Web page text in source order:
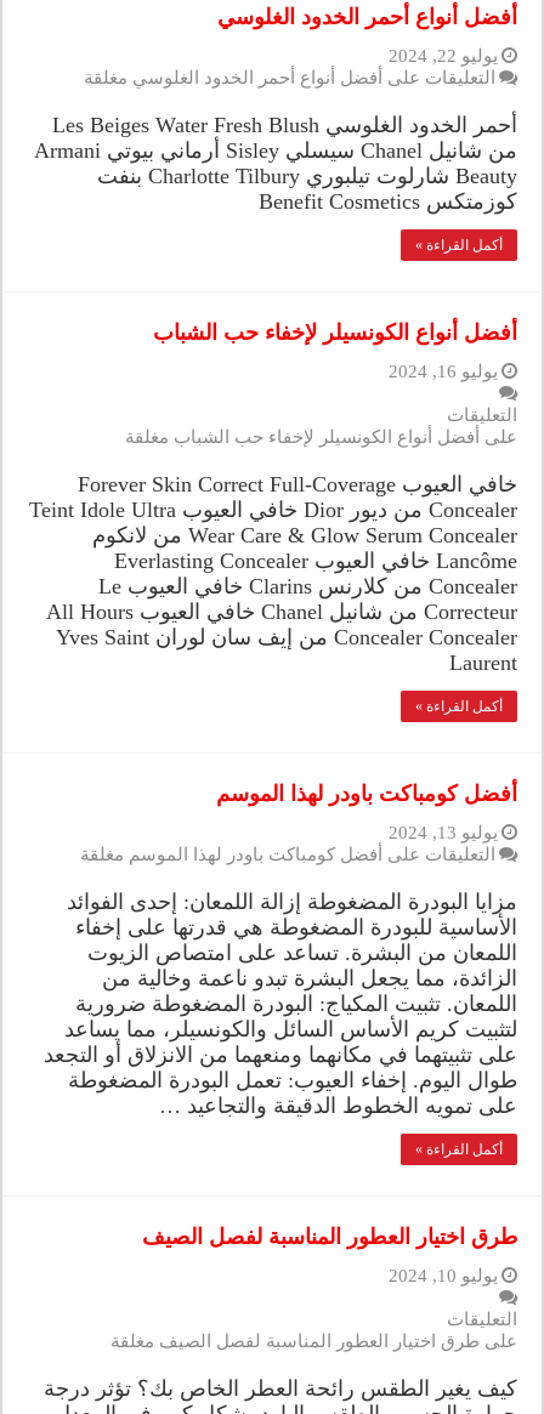
أفضل أنواع أحمر الخدود الغلوسي
يوليو 22, 2024
التعليقات على أفضل أنواع أحمر الخدود الغلوسي مغلقة
أحمر الخدود الغلوسي Les Beiges Water Fresh Blush
من شانيل Chanel سيسلي Sisley أرماني بيوتي Armani
Beauty شارلوت تيلبوري Charlotte Tilbury بنفت
كوزمتكس Benefit Cosmetics
أكمل القراءة »
أفضل أنواع الكونسيلر لإخفاء حب الشباب
يوليو 16, 2024
التعليقات
على أفضل أنواع الكونسيلر لإخفاء حب الشباب مغلقة
خافي العيوب Forever Skin Correct Full-Coverage
Concealer من ديور Dior خافي العيوب Teint Idole Ultra
Wear Care & Glow Serum Concealer من لانكوم
Lancôme خافي العيوب Everlasting Concealer
Concealer من كلارنس Clarins خافي العيوب Le
Correcteur من شانيل Chanel خافي العيوب All Hours
Concealer Concealer من إيف سان لوران Yves Saint
Laurent
أكمل القراءة »
أفضل كومباكت باودر لهذا الموسم
يوليو 13, 2024
التعليقات على أفضل كومباكت باودر لهذا الموسم مغلقة
مزايا البودرة المضغوطة إزالة اللمعان: إحدى الفوائد
الأساسية للبودرة المضغوطة هي قدرتها على إخفاء
اللمعان من البشرة. تساعد على امتصاص الزيوت
الزائدة، مما يجعل البشرة تبدو ناعمة وخالية من
اللمعان. تثبيت المكياج: البودرة المضغوطة ضرورية
لتثبيت كريم الأساس السائل والكونسيلر، مما يساعد
على تثبيتهما في مكانهما ومنعهما من الانزلاق أو التجعد
طوال اليوم. إخفاء العيوب: تعمل البودرة المضغوطة
على تمويه الخطوط الدقيقة والتجاعيد …
أكمل القراءة »
طرق اختيار العطور المناسبة لفصل الصيف
يوليو 10, 2024
التعليقات
على طرق اختيار العطور المناسبة لفصل الصيف مغلقة
كيف يغير الطقس رائحة العطر الخاص بك؟ تؤثر درجة